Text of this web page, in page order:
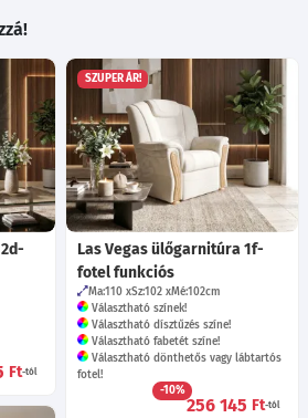
Ft-tól
SZUPER ÁR!
Las Vegas ülőgarnitúra 1f-
fotel funkciós
Ma:110 Sz:102 Mé:102cm
Választható színek!
Választható dísztűzés színe!
Választható fabetét színe!
Választható dönthetős vagy lábtartós
fotel!
-10%
256 145 Ft-tól